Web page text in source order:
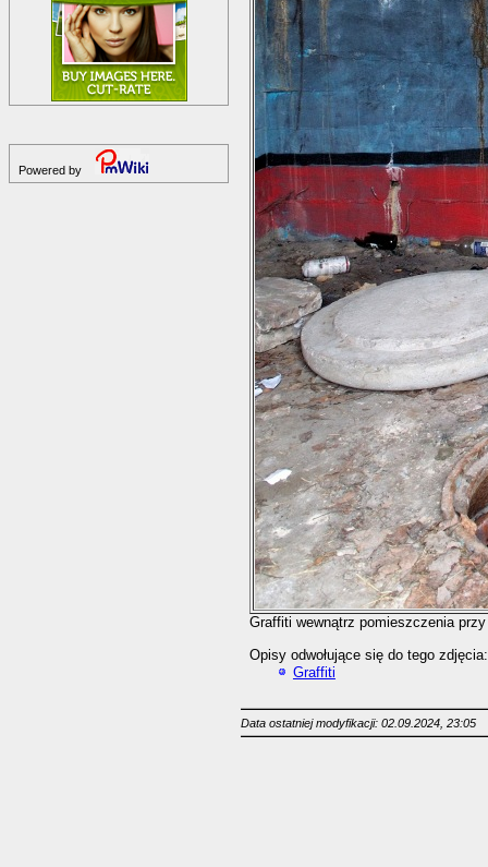
Powered by
Graffiti wewnątrz pomieszczenia
Opisy odwołujące się do tego zdjęcia:
Graffiti
Data ostatniej modyfikacji: 02.09.2024, 23:05